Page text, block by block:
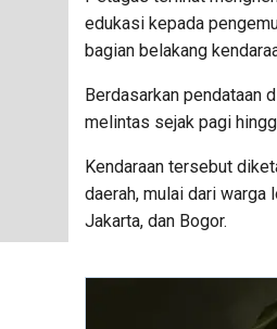
edukasi kepada
bagian belakang
Berdasarkan pendataan
melintas sejak pagi
Kendaraan tersebut
daerah, mulai dari warga
Jakarta, dan Bogor.